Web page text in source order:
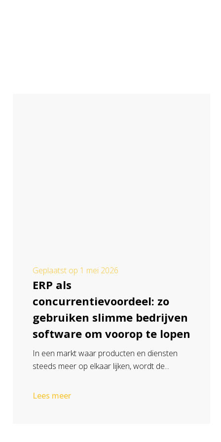
Geplaatst op 1 mei 2026
ERP als
concurrentievoordeel: zo
gebruiken slimme bedrijven
software om voorop te lopen
In een markt waar producten en diensten
steeds meer op elkaar lijken, wordt de...
Lees meer